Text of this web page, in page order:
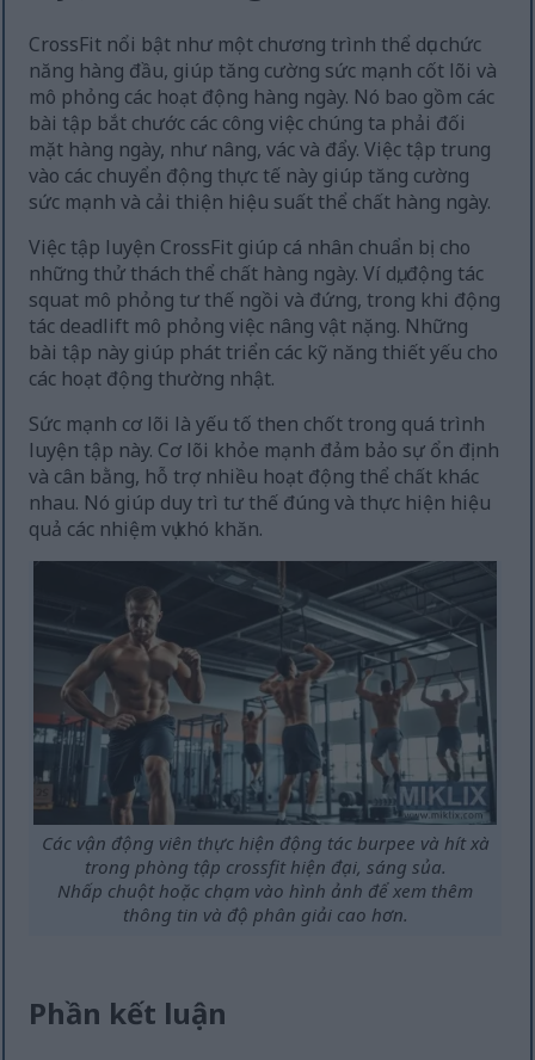
CrossFit nổi bật như một chương trình thể dục chức
năng hàng đầu, giúp tăng cường sức mạnh cốt lõi và
mô phỏng các hoạt động hàng ngày. Nó bao gồm các
bài tập bắt chước các công việc chúng ta phải đối
mặt hàng ngày, như nâng, vác và đẩy. Việc tập trung
vào các chuyển động thực tế này giúp tăng cường
sức mạnh và cải thiện hiệu suất thể chất hàng ngày.
Việc tập luyện CrossFit giúp cá nhân chuẩn bị cho
những thử thách thể chất hàng ngày. Ví dụ, động tác
squat mô phỏng tư thế ngồi và đứng, trong khi động
tác deadlift mô phỏng việc nâng vật nặng. Những
bài tập này giúp phát triển các kỹ năng thiết yếu cho
các hoạt động thường nhật.
Sức mạnh cơ lõi là yếu tố then chốt trong quá trình
luyện tập này. Cơ lõi khỏe mạnh đảm bảo sự ổn định
và cân bằng, hỗ trợ nhiều hoạt động thể chất khác
nhau. Nó giúp duy trì tư thế đúng và thực hiện hiệu
quả các nhiệm vụ khó khăn.
Các vận động viên thực hiện động tác burpee và hít xà
trong phòng tập crossfit hiện đại, sáng sủa.
Nhấp chuột hoặc chạm vào hình ảnh để xem thêm
thông tin và độ phân giải cao hơn.
Phần kết luận